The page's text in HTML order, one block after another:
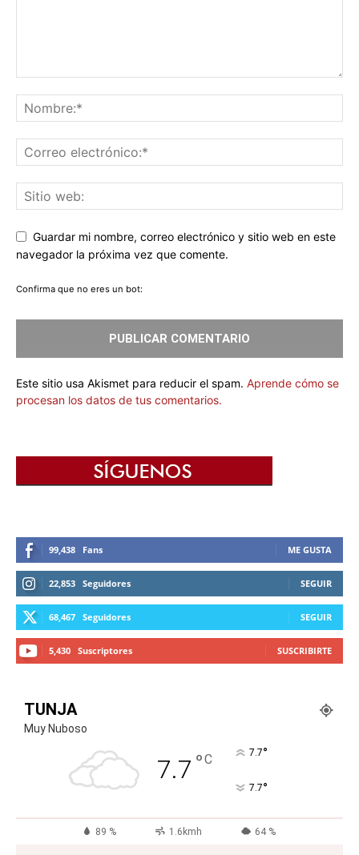
Guardar mi nombre, correo electrónico y sitio web en este
navegador la próxima vez que comente.
Confirma que no eres un bot:
Este sitio usa Akismet para reducir el spam. Aprende cómo se
procesan los datos de tus comentarios.
99,438 Fans ME GUSTA
22,853 Seguidores SEGUIR
68,467 Seguidores SEGUIR
5,430 Suscriptores SUSCRIBIRTE
TUNJA
Muy Nuboso
7.7 °C 7.7°
7.7°
89 % 1.6kmh 64 %